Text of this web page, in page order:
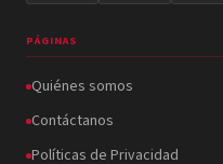
PÁGINAS
Quiénes somos
Contáctanos
Políticas de Privacidad